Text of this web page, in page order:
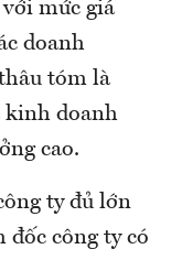
mức giá
doanh
tóm là
kinh doanh
cao.
ty đủ lớn
công ty có